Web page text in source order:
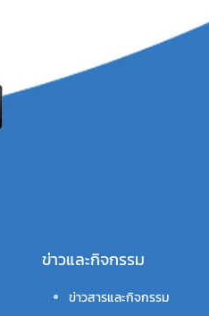
ข่าวและกิจกรรม
ข่าวสารและกิจกรรม